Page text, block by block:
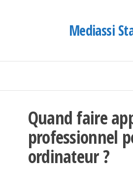
Mediassi
Quand faire
professionnel
ordinateur ?